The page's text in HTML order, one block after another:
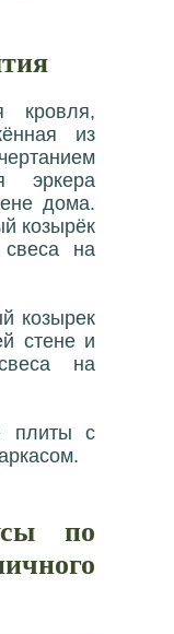
кровля,
из
эркера
дома.
козырёк
на
козырек
стене и
на
плиты с
по